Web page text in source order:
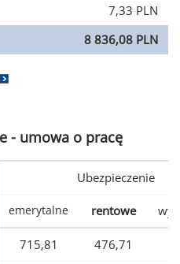
7,33 PLN
8 836,08 PLN
- umowa o pracę
Ubezpieczenie
emerytalne rentowe
715,81 476,71